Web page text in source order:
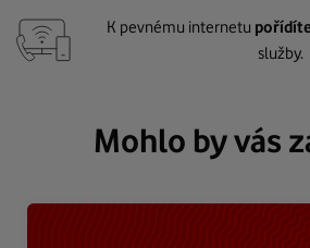
K pevnému internetu
služby.
Mohlo by vás